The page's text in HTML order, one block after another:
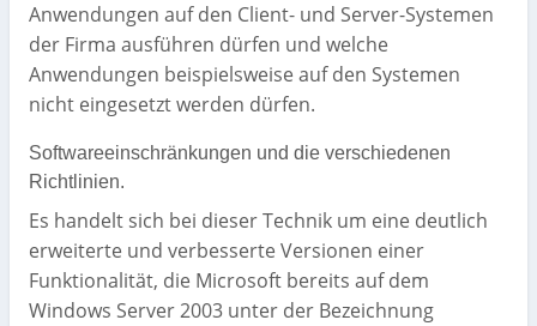
Anwendungen auf den Client- und Server-Systemen
der Firma ausführen dürfen und welche
Anwendungen beispielsweise auf den Systemen
nicht eingesetzt werden dürfen.
Softwareeinschränkungen und die verschiedenen
Richtlinien.
Es handelt sich bei dieser Technik um eine deutlich
erweiterte und verbesserte Versionen einer
Funktionalität, die Microsoft bereits auf dem
Windows Server 2003 unter der Bezeichnung